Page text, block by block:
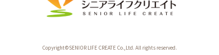
Copyright©SENIOR LIFE CREATE Co.,Ltd. All rights reserved.